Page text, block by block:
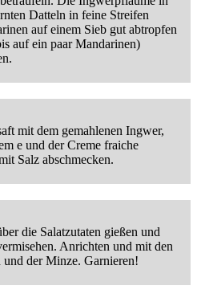
Datteln in feine Streifen
auf einem Sieb gut abtropfen
auf ein paar Mandarinen)
mit dem gemahlenen Ingwer,
e und der Creme fraiche
Salz abschmecken.
die Salatzutaten gießen und
Anrichten und mit den
der Minze. Garnieren!